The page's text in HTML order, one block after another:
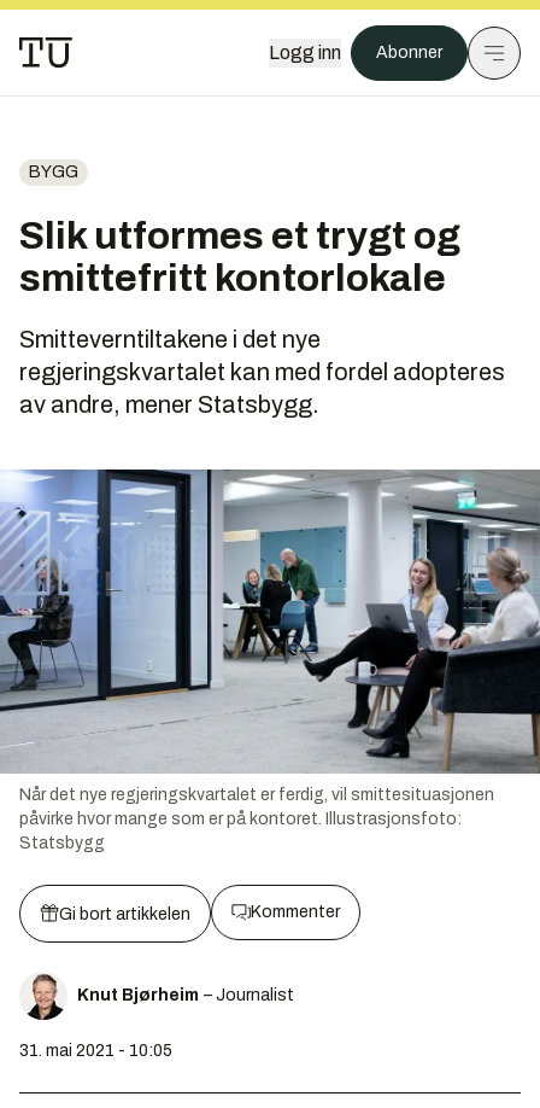
Logg inn Abonner
BYGG
Slik utformes et trygt og
smittefritt kontorlokale
Smitteverntiltakene i det nye
regjeringskvartalet kan med fordel adopteres
av andre, mener Statsbygg.
Når det nye regjeringskvartalet er ferdig, vil smittesituasjonen
påvirke hvor mange som er på kontoret.
Illustrasjonsfoto:
Statsbygg
Gi bort artikkelen Kommenter
Knut Bjørheim – Journalist
31. mai 2021 - 10:05